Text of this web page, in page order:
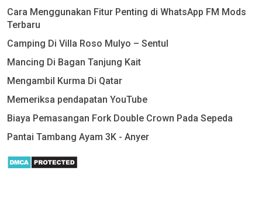
Cara Menggunakan Fitur Penting di WhatsApp FM Mods
Terbaru
Camping Di Villa Roso Mulyo – Sentul
Mancing Di Bagan Tanjung Kait
Mengambil Kurma Di Qatar
Memeriksa pendapatan YouTube
Biaya Pemasangan Fork Double Crown Pada Sepeda
Pantai Tambang Ayam 3K - Anyer